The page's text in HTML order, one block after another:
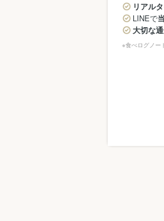
リアル
LINEで
大切な
※食べログノー